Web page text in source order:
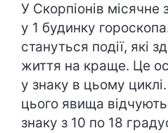
У Скорпіонів
у 1 будинку
стануться події, які
життя на краще. Це
у знаку в цьому
цього явища
знаку з 10 по 18